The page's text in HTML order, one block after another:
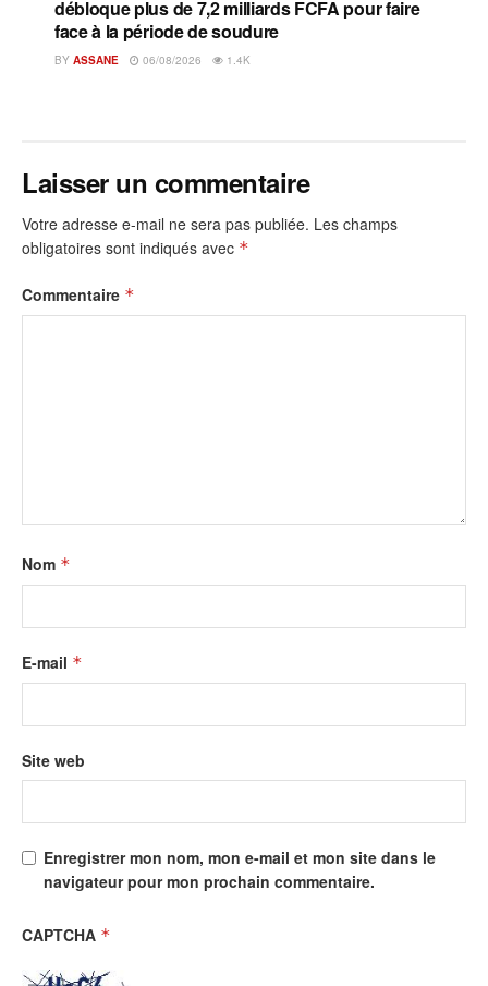
débloque plus de 7,2 milliards FCFA pour faire
face à la période de soudure
BY ASSANE 06/08/2026 1.4K
Laisser un commentaire
Votre adresse e-mail ne sera pas publiée. Les champs
obligatoires sont indiqués avec *
Commentaire *
Nom *
E-mail *
Site web
Enregistrer mon nom, mon e-mail et mon site dans le
navigateur pour mon prochain commentaire.
CAPTCHA *